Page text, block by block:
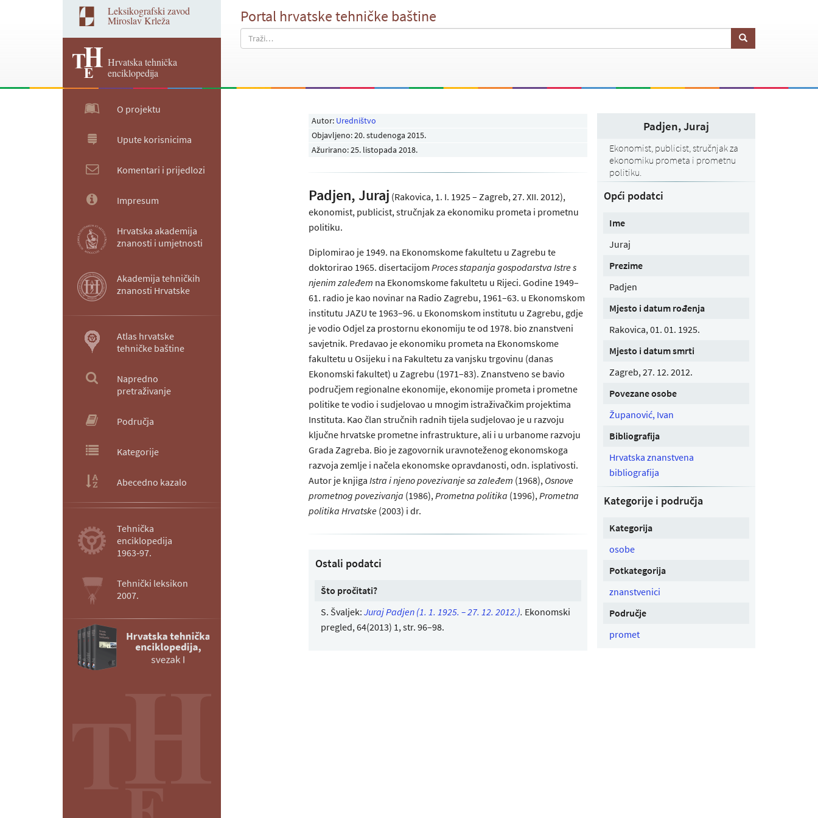
Leksikografski zavod
Miroslav Krleža
Hrvatska tehnička
enciklopedija
Portal hrvatske tehničke baštine
O projektu
Upute korisnicima
Komentari i prijedlozi
Impresum
Hrvatska akademija
znanosti i umjetnosti
Akademija tehničkih
znanosti Hrvatske
Atlas hrvatske
tehničke baštine
Napredno
pretraživanje
Područja
Kategorije
Abecedno kazalo
Tehnička
enciklopedija
1963‑97.
Tehnički leksikon
2007.
Autor: Uredništvo
Objavljeno:20. studenoga 2015.
Ažurirano: 25. listopada 2018.
Padjen, Juraj (Rakovica, 1. I. 1925 – Zagreb, 27. XII. 2012),
ekonomist, publicist, stručnjak za ekonomiku prometa i prometnu
politiku.
Diplomirao je 1949. na Ekonomskome fakultetu u Zagrebu te
doktorirao 1965. disertacijom Proces stapanja gospodarstva Istre s
njenim zaleđem na Ekonomskome fakultetu u Rijeci. Godine 1949–
61. radio je kao novinar na Radio Zagrebu, 1961–63. u Ekonomskom
institutu JAZU te 1963–96. u Ekonomskom institutu u Zagrebu, gdje
je vodio Odjel za prostornu ekonomiju te od 1978. bio znanstveni
savjetnik. Predavao je ekonomiku prometa na Ekonomskome
fakultetu u Osijeku i na Fakultetu za vanjsku trgovinu (danas
Ekonomski fakultet) u Zagrebu (1971–83). Znanstveno se bavio
područjem regionalne ekonomije, ekonomije prometa i prometne
politike te vodio i sudjelovao u mnogim istraživačkim projektima
Instituta. Kao član stručnih radnih tijela sudjelovao je u razvoju
ključne hrvatske prometne infrastrukture, ali i u urbanome razvoju
Grada Zagreba. Bio je zagovornik uravnoteženog ekonomskoga
razvoja zemlje i načela ekonomske opravdanosti, odn. isplativosti.
Autor je knjiga Istra i njeno povezivanje sa zaleđem (1968), Osnove
prometnog povezivanja (1986), Prometna politika (1996), Prometna
politika Hrvatske (2003) i dr.
Ostali podatci
Što pročitati?
S. Švaljek: Juraj Padjen (1. 1. 1925. – 27. 12. 2012.). Ekonomski
pregled, 64(2013) 1, str. 96–98.
Padjen, Juraj
Ekonomist, publicist, stručnjak za
ekonomiku prometa i prometnu
politiku.
Opći podatci
Ime
Juraj
Prezime
Padjen
Mjesto i datum rođenja
Rakovica, 01. 01. 1925.
Mjesto i datum smrti
Zagreb, 27. 12. 2012.
Povezane osobe
Županović, Ivan
Bibliografija
Hrvatska znanstvena
bibliografija
Kategorije i područja
Kategorija
osobe
Potkategorija
znanstvenici
Područje
promet